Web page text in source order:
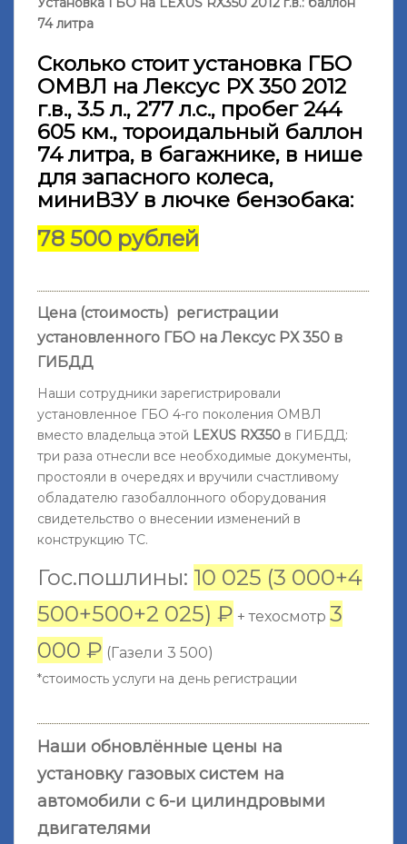
74 литра
Сколько стоит установка ГБО
ОМВЛ на Лексус РХ 350 2012
г.в., 3.5 л., 277 л.с., пробег 244
605 км., тороидальный баллон
74 литра, в багажнике, в нише
для запасного колеса,
миниВЗУ в лючке бензобака:
78 500 рублей
Цена (стоимость) регистрации
установленного ГБО на Лексус РХ 350 в
ГИБДД
Наши сотрудники зарегистрировали
установленное ГБО 4-го поколения ОМВЛ
вместо владельца этой LEXUS RX350 в ГИБДД:
три раза отнесли все необходимые документы,
простояли в очередях и вручили счастливому
обладателю газобаллонного оборудования
свидетельство о внесении изменений в
конструкцию ТС.
Гос.пошлины: 10 025 (3 000+4
500+500+2 025) ₽ + техосмотр 3
000 ₽ (Газели 3 500)
*стоимость услуги на день регистрации
Наши обновлённые цены на
установку газовых систем на
автомобили с 6-и цилиндровыми
двигателями